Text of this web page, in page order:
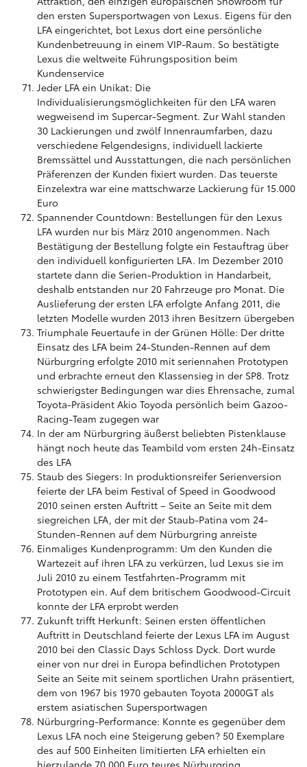
den ersten Supersportwagen von Lexus. Eigens für den
LFA eingerichtet, bot Lexus dort eine persönliche
Kundenbetreuung in einem VIP-Raum. So bestätigte
Lexus die weltweite Führungsposition beim
Kundenservice
Jeder LFA ein Unikat: Die
Individualisierungsmöglichkeiten für den LFA waren
wegweisend im Supercar-Segment. Zur Wahl standen
30 Lackierungen und zwölf Innenraumfarben, dazu
verschiedene Felgendesigns, individuell lackierte
Bremssättel und Ausstattungen, die nach persönlichen
Präferenzen der Kunden fixiert wurden. Das teuerste
Einzelextra war eine mattschwarze Lackierung für 15.000
Euro
Spannender Countdown: Bestellungen für den Lexus
LFA wurden nur bis März 2010 angenommen. Nach
Bestätigung der Bestellung folgte ein Festauftrag über
den individuell konfigurierten LFA. Im Dezember 2010
startete dann die Serien-Produktion in Handarbeit,
deshalb entstanden nur 20 Fahrzeuge pro Monat. Die
Auslieferung der ersten LFA erfolgte Anfang 2011, die
letzten Modelle wurden 2013 ihren Besitzern übergeben
Triumphale Feuertaufe in der Grünen Hölle: Der dritte
Einsatz des LFA beim 24-Stunden-Rennen auf dem
Nürburgring erfolgte 2010 mit seriennahen Prototypen
und erbrachte erneut den Klassensieg in der SP8. Trotz
schwierigster Bedingungen war dies Ehrensache, zumal
Toyota-Präsident Akio Toyoda persönlich beim Gazoo-
Racing-Team zugegen war
In der am Nürburgring äußerst beliebten Pistenklause
hängt noch heute das Teambild vom ersten 24h-Einsatz
des LFA
Staub des Siegers: In produktionsreifer Serienversion
feierte der LFA beim Festival of Speed in Goodwood
2010 seinen ersten Auftritt – Seite an Seite mit dem
siegreichen LFA, der mit der Staub-Patina vom 24-
Stunden-Rennen auf dem Nürburgring anreiste
Einmaliges Kundenprogramm: Um den Kunden die
Wartezeit auf ihren LFA zu verkürzen, lud Lexus sie im
Juli 2010 zu einem Testfahrten-Programm mit
Prototypen ein. Auf dem britischem Goodwood-Circuit
konnte der LFA erprobt werden
Zukunft trifft Herkunft: Seinen ersten öffentlichen
Auftritt in Deutschland feierte der Lexus LFA im August
2010 bei den Classic Days Schloss Dyck. Dort wurde
einer von nur drei in Europa befindlichen Prototypen
Seite an Seite mit seinem sportlichen Urahn präsentiert,
dem von 1967 bis 1970 gebauten Toyota 2000GT als
erstem asiatischen Supersportwagen
Nürburgring-Performance: Konnte es gegenüber dem
Lexus LFA noch eine Steigerung geben? 50 Exemplare
des auf 500 Einheiten limitierten LFA erhielten ein
hierzulande 70.000 Euro teures Nürburgring